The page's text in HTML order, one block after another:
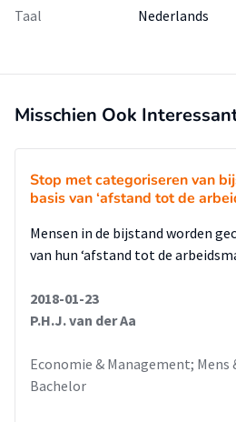
Taal
Nederlands
Misschien Ook
Stop met categoriseren van
basis van ‘afstand tot de
Mensen in de bijstand worden
van hun ‘afstand tot de
2018-01-23
P.H.J. van der Aa
Economie & Management; Mens
Bachelor